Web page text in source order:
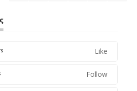
Like
Follow